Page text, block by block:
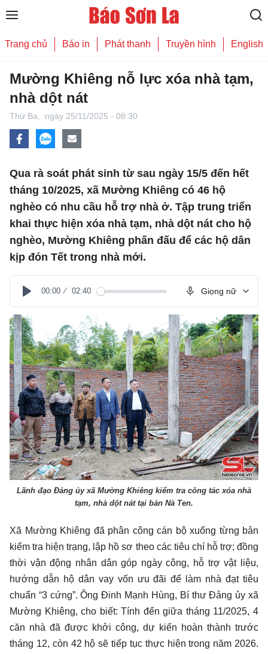
Trang chủ Báo in Phát thanh Truyền hình English
Mường Khiêng nỗ lực xóa nhà tạm,
nhà dột nát
Thứ Ba, ngày 25/11/2025 - 08:30
Qua rà soát phát sinh từ sau ngày 15/5 đến hết
tháng 10/2025, xã Mường Khiêng có 46 hộ
nghèo có nhu cầu hỗ trợ nhà ở. Tập trung triển
khai thực hiện xóa nhà tạm, nhà dột nát cho hộ
nghèo, Mường Khiêng phấn đấu để các hộ dân
kịp đón Tết trong nhà mới.
Play
00:00 02:40 Giọng nữ
Lãnh đạo Đảng ủy xã Mường Khiêng kiểm tra công tác xóa nhà
tạm, nhà dột nát tại bản Nà Ten.
Xã Mường Khiêng đã phân công cán bộ xuống từng bản
kiểm tra hiện trạng, lập hồ sơ theo các tiêu chí hỗ trợ; đồng
thời vận động nhân dân góp ngày công, hỗ trợ vật liệu,
hướng dẫn hộ dân vay vốn ưu đãi để làm nhà đạt tiêu
chuẩn “3 cứng”. Ông Đinh Mạnh Hùng, Bí thư Đảng ủy xã
Mường Khiêng, cho biết: Tính đến giữa tháng 11/2025, 4
căn nhà đã được khởi công, dự kiến hoàn thành trước
tháng 12, còn 42 hộ sẽ tiếp tục thực hiện trong năm 2026.